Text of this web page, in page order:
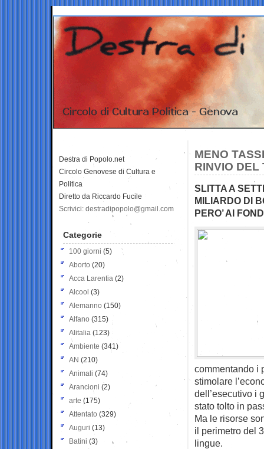
MENO
RINVIO DEL
SLITTA A
MILIARDO DI
PERO’ AI
commentando i
stimolare
dell’esecutivo i
stato tolto in
Ma le risorse
il perimetro del
lingue.
Destra di Popolo.net
Circolo Genovese di Cultura e
Politica
Diretto da Riccardo Fucile
Scrivici: destradipopolo@gmail.com
Categorie
100 giorni (5)
Aborto (20)
Acca Larentia (2)
Alcool (3)
Alemanno (150)
Alfano (315)
Alitalia (123)
Ambiente (341)
AN (210)
Animali (74)
Arancioni (2)
arte (175)
Attentato (329)
Auguri (13)
Batini (3)